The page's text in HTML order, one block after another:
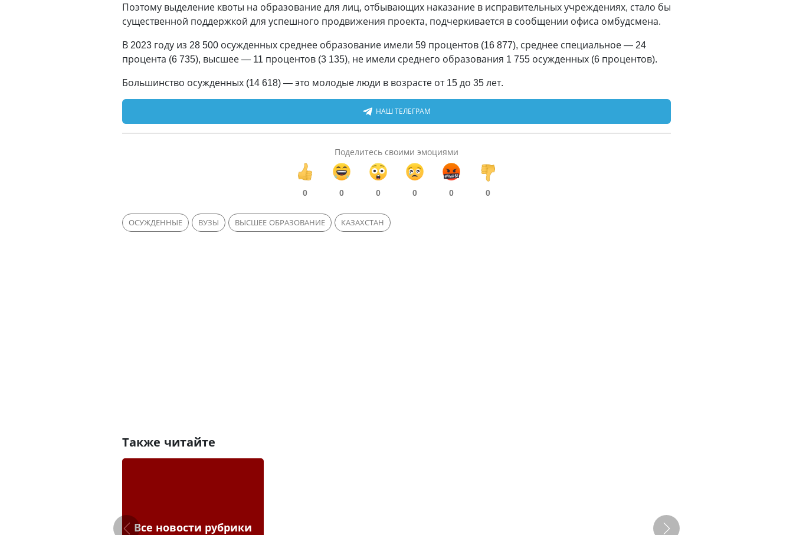
Поэтому выделение квоты на образование для лиц, отбывающих наказание в исправительных учреждениях, стало бы
существенной поддержкой для успешного продвижения проекта, подчеркивается в сообщении офиса омбудсмена.
В 2023 году из 28 500 осужденных среднее образование имели 59 процентов (16 877), среднее специальное — 24
процента (6 735), высшее — 11 процентов (3 135), не имели среднего образования 1 755 осужденных (6 процентов).
Большинство осужденных (14 618) — это молодые люди в возрасте от 15 до 35 лет.
НАШ ТЕЛЕГРАМ
Поделитесь своими эмоциями
0 0 0 0 0 0
ОСУЖДЕННЫЕ ВУЗЫ ВЫСШЕЕ ОБРАЗОВАНИЕ КАЗАХСТАН
Также читайте
Все новости рубрики